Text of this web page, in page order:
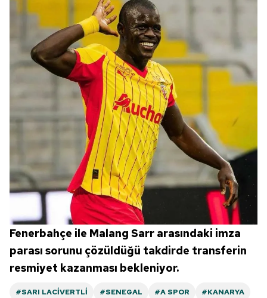
Fenerbahçe ile Malang Sarr arasındaki imza
parası sorunu çözüldüğü takdirde transferin
resmiyet kazanması bekleniyor.
#SARI LACIVERTLI #SENEGAL #A SPOR
#KANARYA